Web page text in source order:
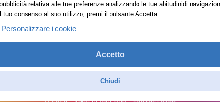
relativa alle tue preferenze analizzando le tue abitudinidi
tuo consenso al suo utilizzo, premi il pulsante Accetta.
Personalizzare i cookie
Accetto
Chiudi
Trovaci anche su:
© 2026 - Vape in Italy srls - 10613270965